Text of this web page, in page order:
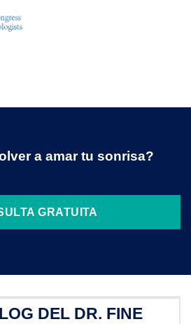
a amar tu sonrisa?
GRATUITA
DEL DR. FINE